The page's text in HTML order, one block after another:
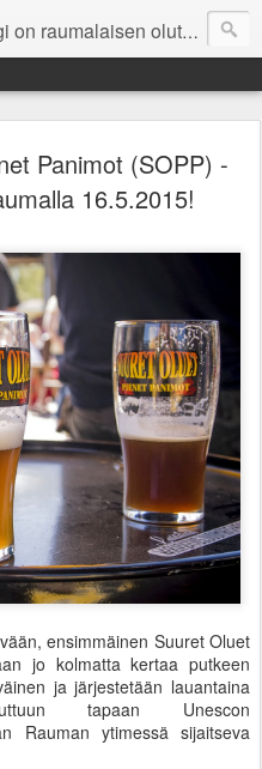
asioiden arvioimista. Reittausblogissa paneudutaan panemisen lopputuotteisiin eli arvioidaan oluita, puolueettomasti.
Panimot (SOPP) -
16.5.2015!
ensimmäinen Suuret Oluet
jo kolmatta kertaa putkeen
ja järjestetään lauantaina
tapaan Unescon
Rauman ytimessä sijaitseva